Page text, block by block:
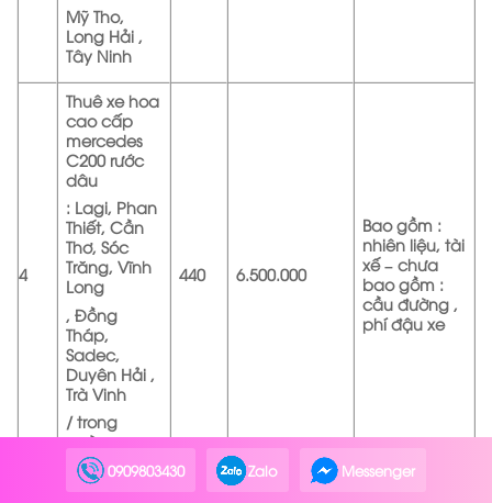
0909803430 Zalo Messenger
Mỹ Tho,
Long Hải ,
Tây Ninh
4
Thuê xe hoa
cao cấp
mercedes
C200 rước
dâu
: Lagi, Phan
Thiết, Cần
Thơ, Sóc
Trăng, Vĩnh
Long
, Đồng
Tháp,
Sadec,
Duyên Hải ,
Trà Vinh
/ trong
ngày
440 6.500.000
Bao gồm :
nhiên liệu, tài
xế – chưa
bao gồm :
cầu đường ,
phí đậu xe
Thuê xe hoa